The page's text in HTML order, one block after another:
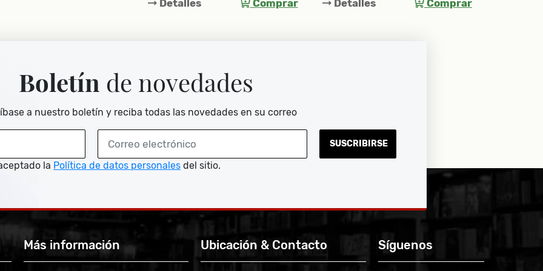
Detalles Comprar Detalles Comprar
Boletín de novedades
a nuestro boletín y reciba todas las novedades en su correo
SUSCRIBIRSE
la Política de datos personales del sitio.
Más información Ubicación & Contacto Síguenos